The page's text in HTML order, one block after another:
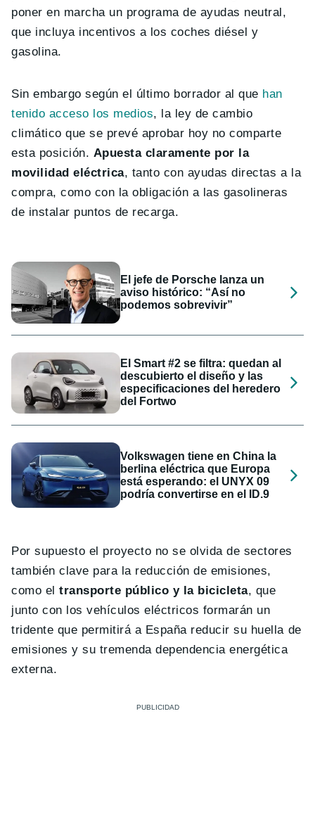
poner en marcha un programa de ayudas neutral,
que incluya incentivos a los coches diésel y
gasolina.
Sin embargo según el último borrador al que han
tenido acceso los medios, la ley de cambio
climático que se prevé aprobar hoy no comparte
esta posición. Apuesta claramente por la
movilidad eléctrica, tanto con ayudas directas a la
compra, como con la obligación a las gasolineras
de instalar puntos de recarga.
El jefe de Porsche lanza un
aviso histórico: “Así no
podemos sobrevivir”
El Smart #2 se filtra: quedan al
descubierto el diseño y las
especificaciones del heredero
del Fortwo
Volkswagen tiene en China la
berlina eléctrica que Europa
está esperando: el UNYX 09
podría convertirse en el ID.9
Por supuesto el proyecto no se olvida de sectores
también clave para la reducción de emisiones,
como eltransporte público y la bicicleta, que
junto con los vehículos eléctricos formarán un
tridente que permitirá a España reducir su huella de
emisiones y su tremenda dependencia energética
externa.